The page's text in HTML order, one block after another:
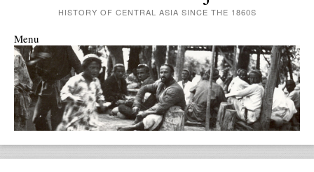
HISTORY OF CENTRAL ASIA SINCE THE 1860S
Menu
Skip to content